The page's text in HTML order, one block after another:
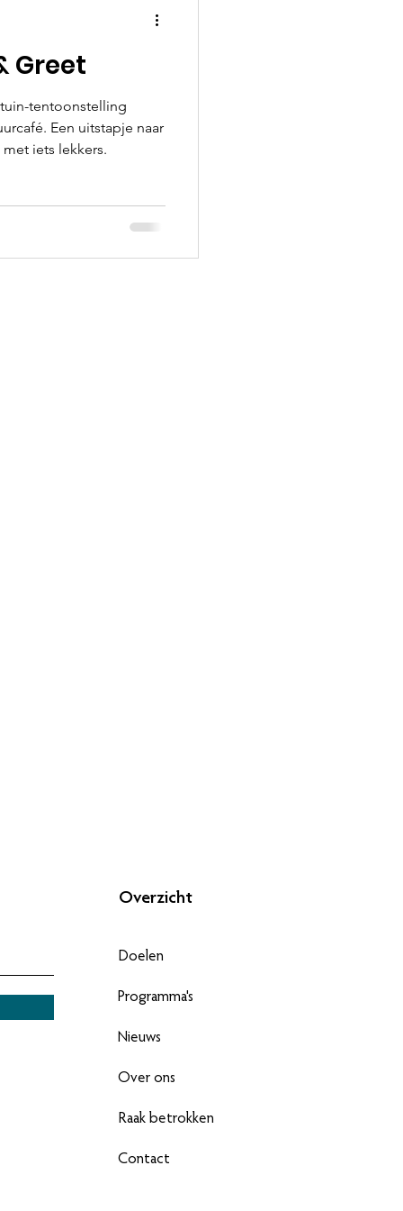
Greet
tuin-tentoonstelling
Een uitstapje naar
iets lekkers.
Overzicht
Doelen
Programma's
Nieuws
Over ons
Raak betrokken
Contact